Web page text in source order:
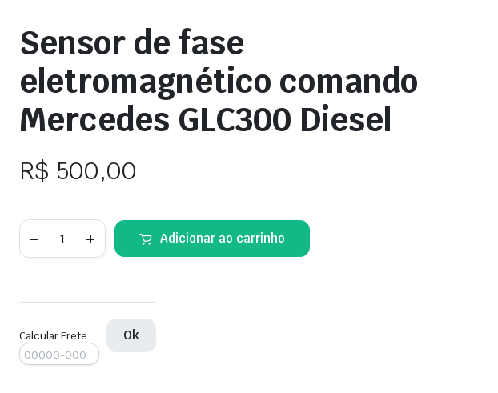
Sensor de fase
eletromagnético comando
Mercedes GLC300 Diesel
R$ 500,00
quantity
Adicionar ao carrinho
Calcular Frete Ok